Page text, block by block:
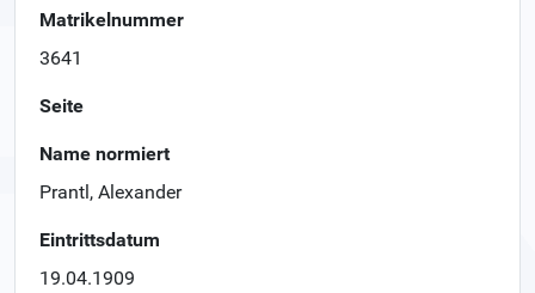
Matrikelnummer
3641
Seite
Name normiert
Prantl, Alexander
Eintrittsdatum
19.04.1909